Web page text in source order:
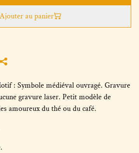
Ajouter au panier
: Symbole médiéval ouvragé. Gravure
gravure laser. Petit modèle de
amoureux du thé ou du café.